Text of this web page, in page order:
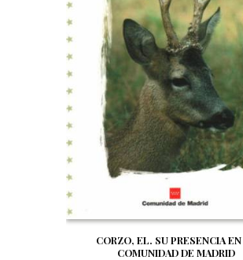
CORZO, EL. SU PRESENCIA
COMUNIDAD DE MADRID